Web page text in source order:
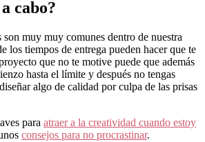
cabo?
muy muy comunes dentro de nuestra
los tiempos de entrega pueden hacer que te
que no te motive puede que además
hasta el límite y después no tengas
algo de calidad por culpa de las prisas
para atraer a la creatividad cuando estoy
consejos para no procrastinar.